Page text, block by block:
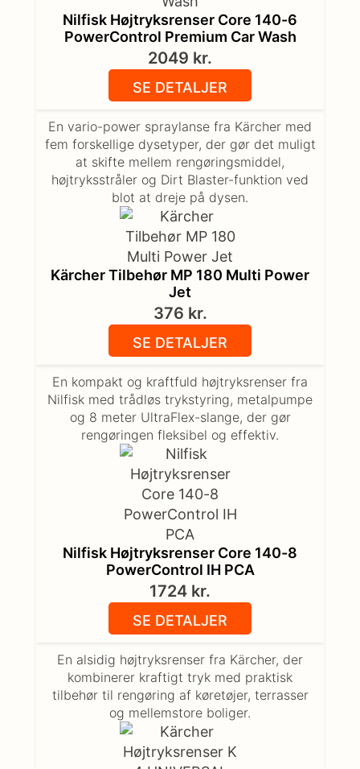
Nilfisk Højtryksrenser Core 140-6
PowerControl Premium Car Wash
2049 kr.
SE DETALJER
Kärcher Tilbehør MP 180 Multi Power
Jet
En vario-power spraylanse fra Kärcher med
fem forskellige dysetyper, der gør det muligt
at skifte mellem rengøringsmiddel,
højtryksstråler og Dirt Blaster-funktion ved
blot at dreje på dysen.
376 kr.
SE DETALJER
Nilfisk Højtryksrenser Core 140-8
PowerControl IH PCA
En kompakt og kraftfuld højtryksrenser fra
Nilfisk med trådløs trykstyring, metalpumpe
og 8 meter UltraFlex-slange, der gør
rengøringen fleksibel og effektiv.
1724 kr.
SE DETALJER
En alsidig højtryksrenser fra Kärcher, der
kombinerer kraftigt tryk med praktisk
tilbehør til rengøring af køretøjer, terrasser
og mellemstore boliger.